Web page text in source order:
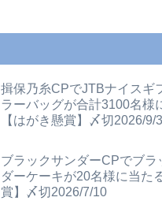
揖保乃糸CPでJTBナイスギ
ラーバッグが合計3100名様
【はがき懸賞】〆切2026/9/
ブラックサンダーCPでブラ
ダーケーキが20名様に当た
賞】〆切2026/7/10